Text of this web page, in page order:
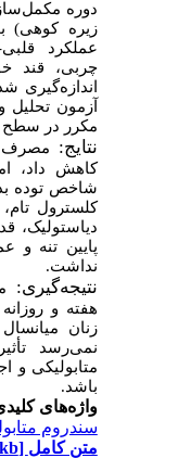
زیره کوهی)
عملکرد قلبی-
چربی، قند
اندازه‌گیری شد.
آزمون تحلیل
مکرر در سطح
نتایج:مصرف
کاهش داد،
شاخص توده بدن،
کلسترول تام،
دیاستولیک،
پایین تنه و
نداشت.
نتیجه‌گیری:
زنان میانسال
نمی‌رسد
متابولیکی و
باشد.
واژه‌های کلیدی:
سندروم
متن کامل[PDF 422 kb]